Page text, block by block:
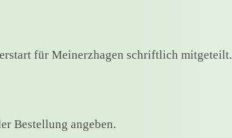
für Meinerzhagen schriftlich mitgeteilt.
Bestellung angeben.